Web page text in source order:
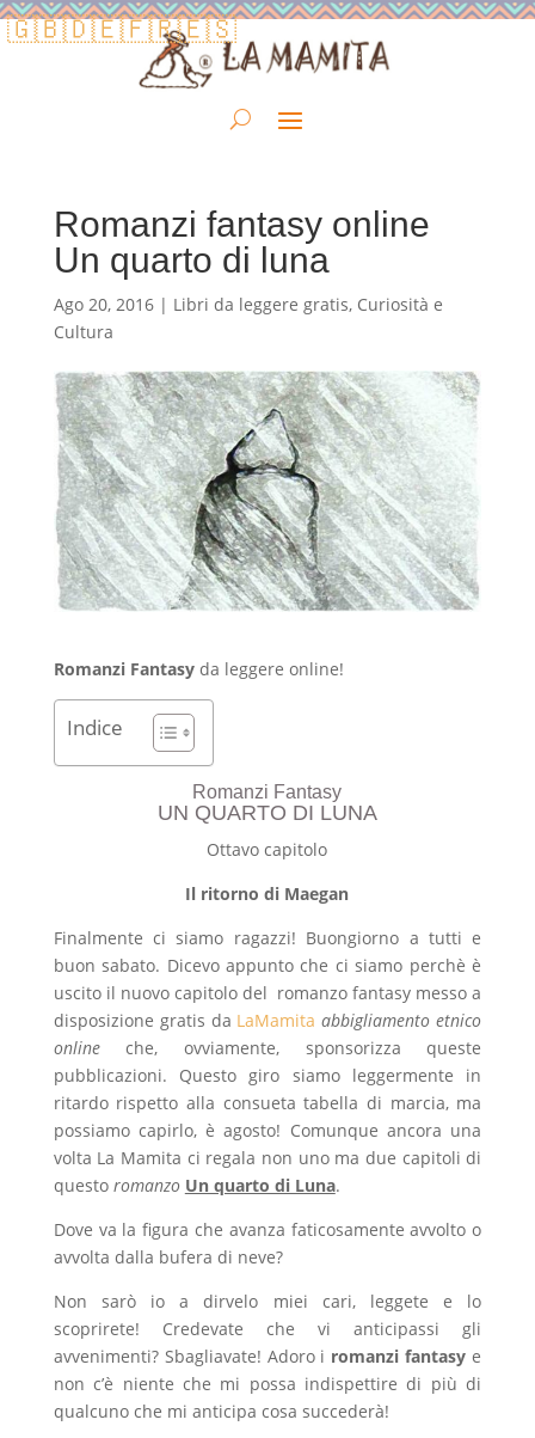
🇬🇧🇩🇪🇫🇷🇪🇸
Romanzi fantasy online
Un quarto di luna
Ago 20, 2016| Libri da leggere gratis, Curiosità e
Cultura
Romanzi Fantasyda leggere online!
Indice
Romanzi Fantasy
UN QUARTO DI LUNA
Ottavo capitolo
Il ritorno di Maegan
Finalmente ci siamo ragazzi! Buongiorno a tutti e
buon sabato. Dicevo appunto che ci siamo perchè è
uscito il nuovo capitolo del romanzo fantasy messo a
disposizione gratis da LaMamita abbigliamento etnico
onlineche, ovviamente, sponsorizza queste
pubblicazioni. Questo giro siamo leggermente in
ritardo rispetto alla consueta tabella di marcia, ma
possiamo capirlo, è agosto! Comunque ancora una
volta La Mamita ci regala non uno ma due capitoli di
questo romanzo Un quarto di Luna.
Dove va la figura che avanza faticosamente avvolto o
avvolta dalla bufera di neve?
Non sarò io a dirvelo miei cari, leggete e lo
scoprirete! Credevate che vi anticipassi gli
avvenimenti? Sbagliavate! Adoro i romanzi fantasy e
non c’è niente che mi possa indispettire di più di
qualcuno che mi anticipa cosa succederà!